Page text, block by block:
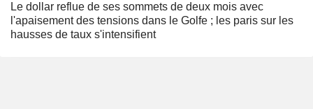
Le dollar reflue de ses sommets de deux mois avec
l'apaisement des tensions dans le Golfe ; les paris sur les
hausses de taux s'intensifient